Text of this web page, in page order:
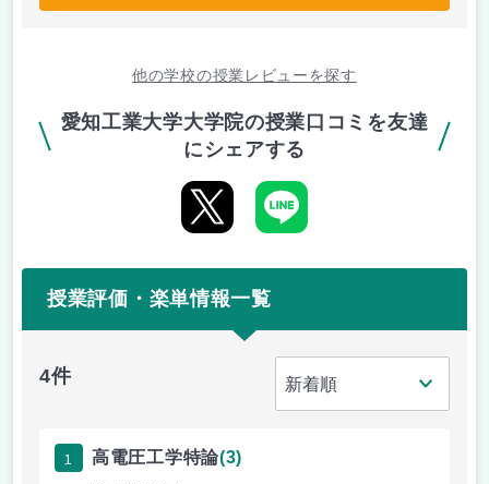
他の学校の授業レビューを探す
愛知工業大学大学院の授業口コミを友達
にシェアする
授業評価・楽単情報一覧
4件
1 高電圧工学特論(3)